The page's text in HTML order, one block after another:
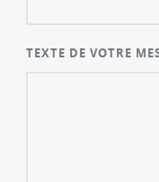
TEXTE DE VOTRE